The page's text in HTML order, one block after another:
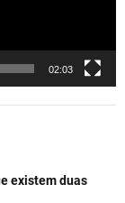
02:03
existem duas